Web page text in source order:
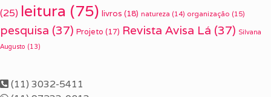
(25) leitura (75) livros (18) natureza (14) organização (15)
pesquisa (37) Projeto (17) Revista Avisa Lá (37) Silvana
Augusto (13)
(11) 3032-5411